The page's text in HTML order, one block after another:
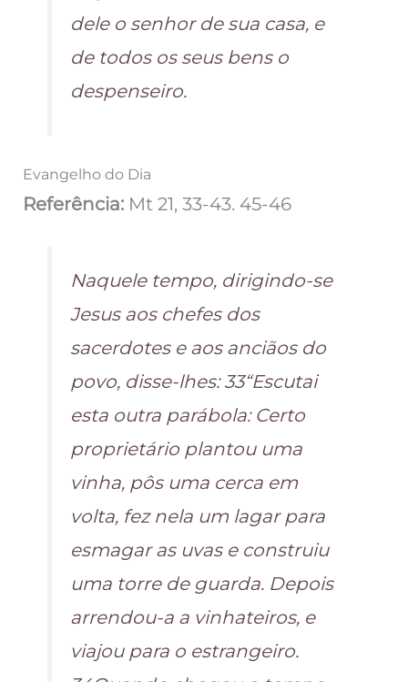
dele o senhor de sua casa, e
de todos os seus bens o
despenseiro.
Evangelho do Dia
Referência: Mt 21, 33-43. 45-46
Naquele tempo, dirigindo-se
Jesus aos chefes dos
sacerdotes e aos anciãos do
povo, disse-lhes: 33“Escutai
esta outra parábola: Certo
proprietário plantou uma
vinha, pôs uma cerca em
volta, fez nela um lagar para
esmagar as uvas e construiu
uma torre de guarda. Depois
arrendou-a a vinhateiros, e
viajou para o estrangeiro.